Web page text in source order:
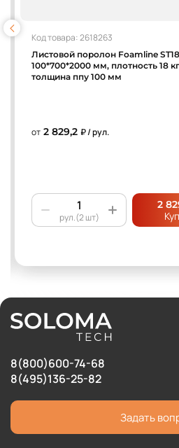
Код товара: 2618263
Листовой поролон Foamline
100*700*2000 мм, плотность 18
толщина ппу 100 мм
от 2 829,2 ₽ / рул.
рул.(2 шт)
2
8(800)600-74-68
8(495)136-25-82
Задать